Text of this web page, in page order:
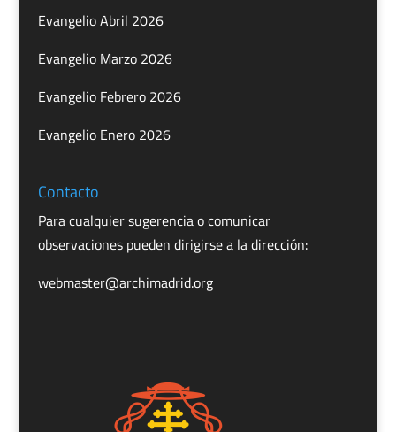
Evangelio Abril 2026
Evangelio Marzo 2026
Evangelio Febrero 2026
Evangelio Enero 2026
Contacto
Para cualquier sugerencia o comunicar
observaciones pueden dirigirse a la dirección:
webmaster@archimadrid.org